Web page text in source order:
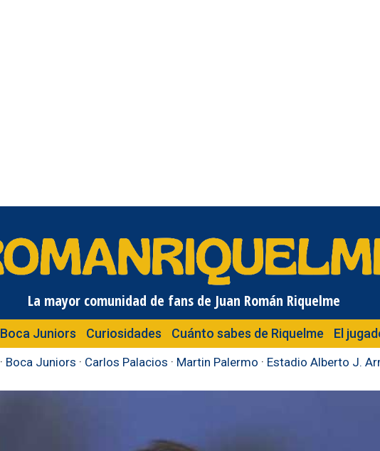
La mayor comunidad de fans de Juan Román Riquelme
Boca Juniors Curiosidades Cuánto sabes de Riquelme El
· Boca Juniors · Carlos Palacios · Martin Palermo · Estadio Alberto J.